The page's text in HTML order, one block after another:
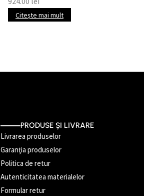
Citește mai mult
PRODUSE ȘI LIVRARE
Livrarea produselor
Garanţia produselor
Politica de retur
Autenticitatea materialelor
Formular retur